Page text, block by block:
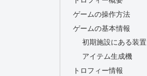
ゲームの操作方法
ゲームの基本情報
初期施設にある装置
アイテム生成機
トロフィー情報